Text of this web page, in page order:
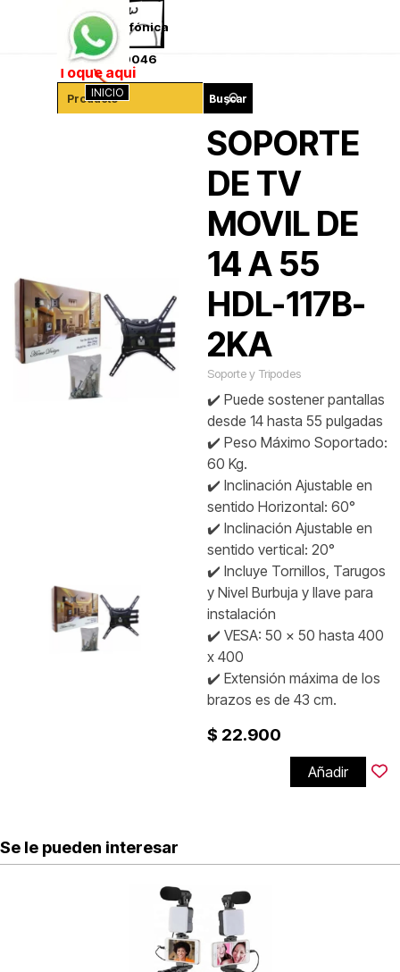
Ventas telefónica
341-4260046
Buscar
Toque aqui
Saltar menú
INICIO
SOPORTE
DE TV
MOVIL DE
14 A 55
HDL-117B-
2KA
Soporte y Tripodes
✔️ Puede sostener pantallas
desde 14 hasta 55 pulgadas
✔️ Peso Máximo Soportado:
60 Kg.
✔️ Inclinación Ajustable en
sentido Horizontal: 60°
✔️ Inclinación Ajustable en
sentido vertical: 20°
✔️ Incluye Tornillos, Tarugos
y Nivel Burbuja y llave para
instalación
✔️ VESA: 50 x 50 hasta 400
x 400
✔️ Extensión máxima de los
brazos es de 43 cm.
$ 22.900
Añadir
Se le pueden interesar